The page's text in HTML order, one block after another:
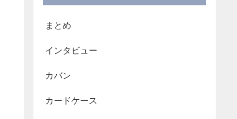
まとめ
インタビュー
カバン
カードケース